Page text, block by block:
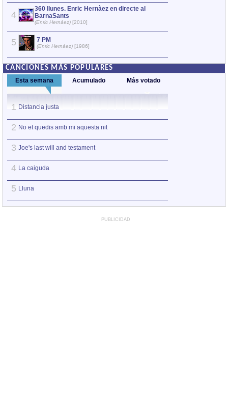
4
360 llunes. Enric Hernàez en directe al
BarnaSants
(Enric Hernàez) [2010]
5 7 PM
(Enric Hernàez) [1986]
CANCIONES MÁS POPULARES
Esta semana Acumulado Más votado
1 Distancia justa
2 No et quedis amb mi aquesta nit
3 Joe's last will and testament
4 La caiguda
5 Lluna
PUBLICIDAD